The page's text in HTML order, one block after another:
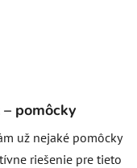
pomôcky
už nejaké pomôcky
riešenie pre tieto